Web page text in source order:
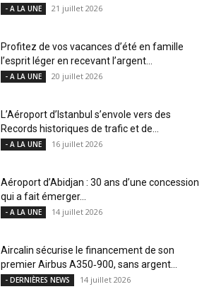
- A LA UNE 21 juillet 2026
Profitez de vos vacances d’été en famille
l’esprit léger en recevant l’argent...
- A LA UNE 20 juillet 2026
L’Aéroport d’Istanbul s’envole vers des
Records historiques de trafic et de...
- A LA UNE 16 juillet 2026
Aéroport d’Abidjan : 30 ans d’une concession
qui a fait émerger...
- A LA UNE 14 juillet 2026
Aircalin sécurise le financement de son
premier Airbus A350‑900, sans argent...
- DERNIÈRES NEWS 14 juillet 2026